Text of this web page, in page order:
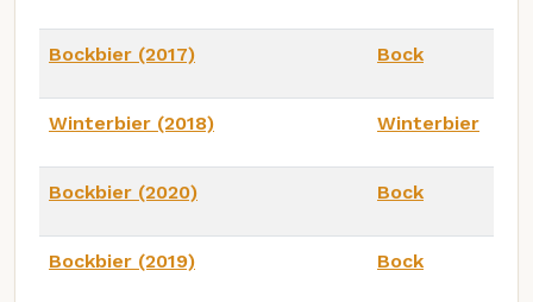
Bockbier (2017) Bock
Winterbier (2018) Winterbier
Bockbier (2020) Bock
Bockbier (2019) Bock